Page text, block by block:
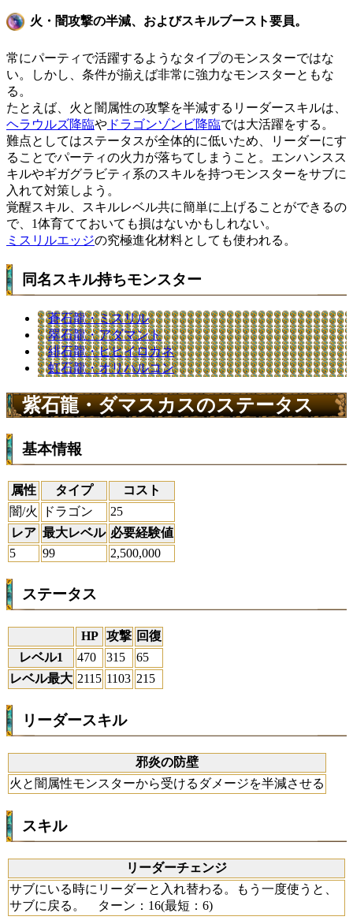
火・闇攻撃の半減、およびスキルブースト要員。
常にパーティで活躍するようなタイプのモンスターではな
い。しかし、条件が揃えば非常に強力なモンスターともな
る。
たとえば、火と闇属性の攻撃を半減するリーダースキルは、
ヘラウルズ降臨や ドラゴンゾンビ降臨では大活躍をする。
難点としてはステータスが全体的に低いため、リーダーにす
ることでパーティの火力が落ちてしまうこと。エンハンスス
キルやギガグラビティ系のスキルを持つモンスターをサブに
入れて対策しよう。
覚醒スキル、スキルレベル共に簡単に上げることができるの
で、1体育てておいても損はないかもしれない。
ミスリルエッジの究極進化材料としても使われる。
同名スキル持ちモンスター
蒼石龍・ミスリル
翠石龍・アダマント
緋石龍・ヒヒイロカネ
虹石龍・オリハルコン
紫石龍・ダマスカスのステータス
基本情報
属性 タイプ
コスト
闇/火
ドラゴン
25
レア 最大レベル 必要経験値
5
99 2,500,000
ステータス
HP 攻撃 回復
レベル1
470 315
65
レベル最大 2115 1103 215
リーダースキル
邪炎の防壁
火と闇属性モンスターから受けるダメージを半減させる
スキル
リーダーチェンジ
サブにいる時にリーダーと入れ替わる。もう一度使うと、
サブに戻る。 ターン：16(最短：6)